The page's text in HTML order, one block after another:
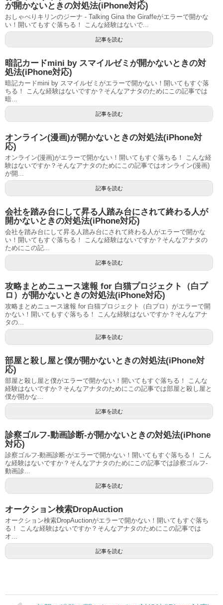
が開かないときの対処法(iPhone対応)
おしゃべりキリンのジーナ - Talking Gina the Giraffeがエラーで開かな
い！開いてもすぐ落ちる！ こんな経験はないで...
記事を読む
暗記カードmini by スマイルゼミが開かないときの対
処法(iPhone対応)
暗記カードmini by スマイルゼミがエラーで開かない！開いてもすぐ落
ちる！ こんな経験はないですか？そんなアナタのためにこの記事では
暗...
記事を読む
オンライン(漫画)が開かないときの対処法(iPhone対
応)
オンライン(漫画)がエラーで開かない！開いてもすぐ落ちる！ こんな経
験はないですか？そんなアナタのためにこの記事ではオンライン(漫画)
が開...
記事を読む
会社を踏み台にして昇る人踏み台にされて終わる人が
開かないときの対処法(iPhone対応)
会社を踏み台にして昇る人踏み台にされて終わる人がエラーで開かな
い！開いてもすぐ落ちる！ こんな経験はないですか？そんなアナタの
ためにこの記...
記事を読む
攻略まとめニュース速報 for 白猫プロジェクト（白プ
ロ）が開かないときの対処法(iPhone対応)
攻略まとめニュース速報 for 白猫プロジェクト（白プロ）がエラーで開
かない！開いてもすぐ落ちる！ こんな経験はないですか？そんなアナ
タの...
記事を読む
部屋と殺し屋と僕が開かないときの対処法(iPhone対
応)
部屋と殺し屋と僕がエラーで開かない！開いてもすぐ落ちる！ こんな
経験はないですか？そんなアナタのためにこの記事では部屋と殺し屋と
僕が開かな...
記事を読む
診察ゴルフ-動画診断-が開かないときの対処法(iPhone
対応)
診察ゴルフ-動画診断-がエラーで開かない！開いてもすぐ落ちる！ こん
な経験はないですか？そんなアナタのためにこの記事では診察ゴルフ-
動画診...
記事を読む
オークション検索DropAuction
オークション検索DropAuctionがエラーで開かない！開いてもすぐ落ち
る！ こんな経験はないですか？そんなアナタのためにこの記事では
オ...
記事を読む